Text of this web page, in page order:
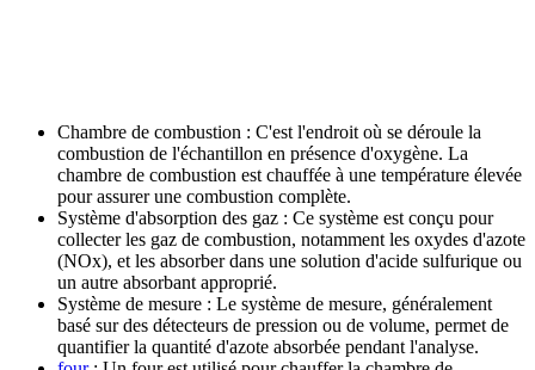
Chambre de combustion : C'est l'endroit où se déroule la
combustion de l'échantillon en présence d'oxygène. La
chambre de combustion est chauffée à une température élevée
pour assurer une combustion complète.
Système d'absorption des gaz : Ce système est conçu pour
collecter les gaz de combustion, notamment les oxydes d'azote
(NOx), et les absorber dans une solution d'acide sulfurique ou
un autre absorbant approprié.
Système de mesure : Le système de mesure, généralement
basé sur des détecteurs de pression ou de volume, permet de
quantifier la quantité d'azote absorbée pendant l'analyse.